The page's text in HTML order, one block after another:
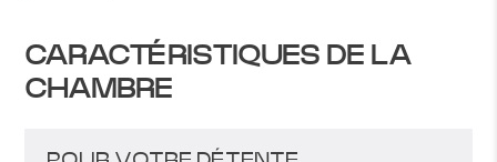
CARACTÉRISTIQUES DE LA
CHAMBRE